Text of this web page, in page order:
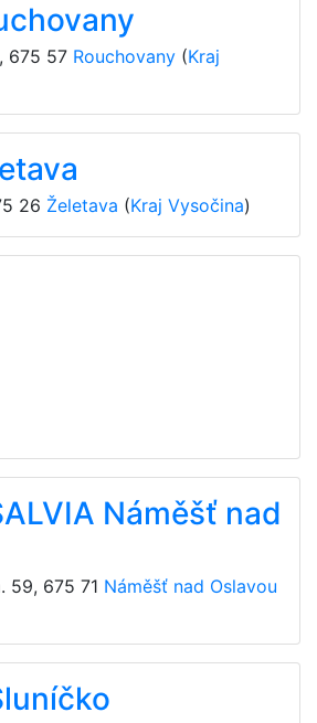
, 675 57 Rouchovany (Kraj
26 Želetava (Kraj Vysočina)
Náměšť nad
59, 675 71 Náměšť nad Oslavou